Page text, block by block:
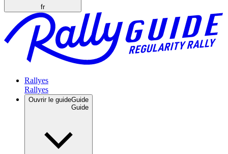
fr
Rallyes
Ouvrir le guideGuide